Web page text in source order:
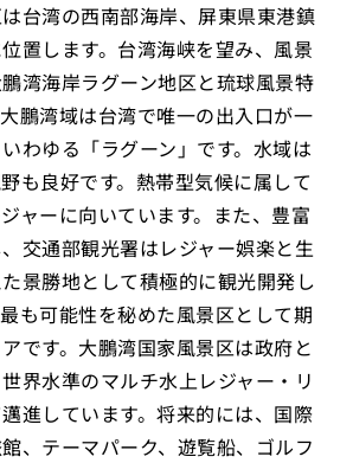
台湾の西南部海岸、屏東県東港鎮
置します。台湾海峡を望み、風景
湾海岸ラグーン地区と琉球風景特
鵬湾域は台湾で唯一の出入口が一
わゆる「ラグーン」です。水域は
も良好です。熱帯型気候に属して
ャーに向いています。また、豊富
交通部観光署はレジャー娯楽と生
景勝地として積極的に観光開発し
も可能性を秘めた風景区として期
です。大鵬湾国家風景区は政府と
界水準のマルチ水上レジャー・リ
進しています。将来的には、国際
、テーマパーク、遊覧船、ゴルフ